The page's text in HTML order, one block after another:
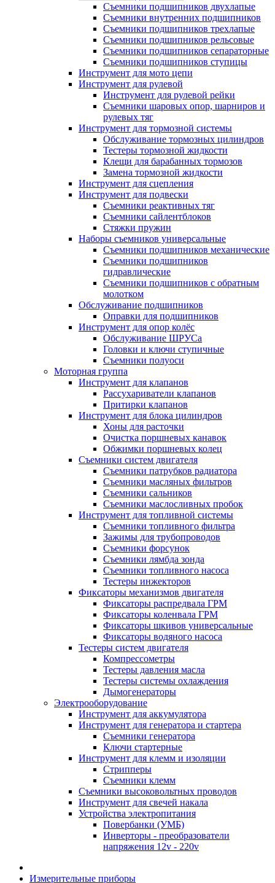
Съемники подшипников двухлапые
Съемники внутренних подшипников
Съемники подшипников трехлапые
Съемники подшипников рельсовые
Съемники подшипников сепараторные
Съемники подшипников ступицы
Инструмент для мото цепи
Инструмент для рулевой
Инструмент для рулевой рейки
Съемники шаровых опор, шарниров и
рулевых тяг
Инструмент для тормозной системы
Обслуживание тормозных цилиндров
Тестеры тормозной жидкости
Клещи для барабанных тормозов
Замена тормозной жидкости
Инструмент для сцепления
Инструмент для подвески
Съемники реактивных тяг
Съемники сайлентблоков
Стяжки пружин
Наборы съемников универсальные
Съемники подшипников механические
Съемники подшипников
гидравлические
Съемники подшипников с обратным
молотком
Обслуживание подшипников
Оправки для подшипников
Инструмент для опор колёс
Обслуживание ШРУСа
Головки и ключи ступичные
Съемники полуоси
Моторная группа
Инструмент для клапанов
Рассухариватели клапанов
Притирки клапанов
Инструмент для блока цилиндров
Хоны для расточки
Очистка поршневых канавок
Обжимки поршневых колец
Съемники систем двигателя
Съемники патрубков радиатора
Съемники масляных фильтров
Съемники сальников
Съемники маслосливных пробок
Инструмент для топливной системы
Съемники топливного фильтра
Зажимы для трубопроводов
Съемники форсунок
Съемники лямбда зонда
Съемники топливного насоса
Тестеры инжекторов
Фиксаторы механизмов двигателя
Фиксаторы распредвала ГРМ
Фиксаторы коленвала ГРМ
Фиксаторы шкивов универсальные
Фиксаторы водяного насоса
Тестеры систем двигателя
Компрессометры
Тестеры давления масла
Тестеры системы охлаждения
Дымогенераторы
Электрооборудование
Инструмент для аккумулятора
Инструмент для генератора и стартера
Съемники генератора
Ключи стартерные
Инструмент для клемм и изоляции
Стрипперы
Съемники клемм
Съемники высоковольтных проводов
Инструмент для свечей накала
Устройства электропитания
Повербанки (УМБ)
Инверторы - преобразователи
напряжения 12v - 220v
Измерительные приборы